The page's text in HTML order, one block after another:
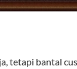
tetapi bantal